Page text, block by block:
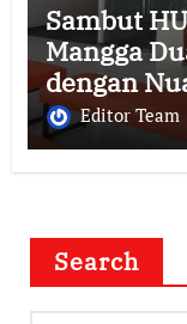
Sambut
Mangga
dengan
Editor Team
Search